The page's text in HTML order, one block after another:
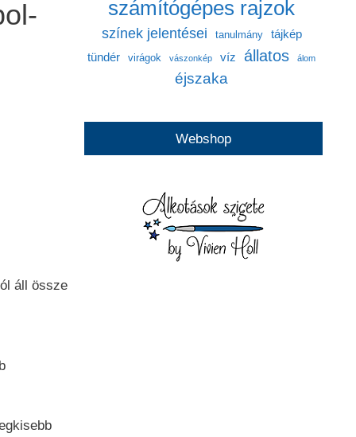
áll össze
számítógépes rajzok
színek jelentései tanulmány
tájkép
tündér
virágok vászonkép víz állatos álom
éjszaka
Webshop